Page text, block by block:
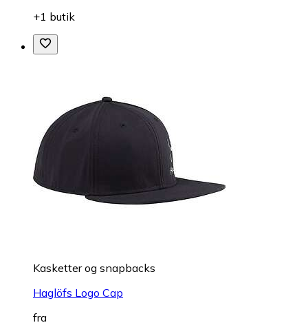
+1 butik
Kasketter og snapbacks
Haglöfs Logo Cap
fra